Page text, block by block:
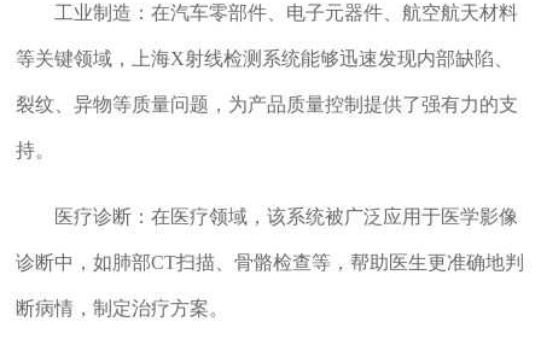
工业制造：在汽车零部件、电子元器件、航空航天材料
等关键领域，上海X射线检测系统能够迅速发现内部缺陷、
裂纹、异物等质量问题，为产品质量控制提供了强有力的支
持。
医疗诊断：在医疗领域，该系统被广泛应用于医学影像
诊断中，如肺部CT扫描、骨骼检查等，帮助医生更准确地判
断病情，制定治疗方案。